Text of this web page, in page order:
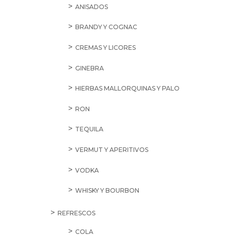
ANISADOS
BRANDY Y COGNAC
CREMAS Y LICORES
GINEBRA
HIERBAS MALLORQUINAS Y PALO
RON
TEQUILA
VERMUT Y APERITIVOS
VODKA
WHISKY Y BOURBON
REFRESCOS
COLA